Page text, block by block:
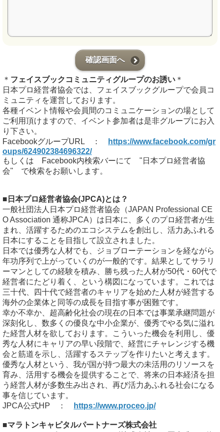
確認画面へ
＊ フェイスブックコミュニティグループのお誘い ＊
日本プロ経営者協会では、フェイスブックグループで会員コ
ミュニティを運営しております。
各種イベント情報や会員間のコミュニケーションの場として
ご利用頂けますので、イベント参加者は是非グループにお入
り下さい。
FacebookグループURL ：
https://www.facebook.com/gr
oups/624902384696322/
もしくは Facebook内検索バーにて "日本プロ経営者協
会" で検索をお願いします。
■日本プロ経営者協会(JPCA)とは？
一般社団法人日本プロ経営者協会（JAPAN Professional CE
O Association 通称JPCA）は日本に、多くのプロ経営者が生
まれ、活躍するためのエコシステムを創出し、活力あふれる
日本にすることを目指して設立されました。
日本では優秀な人材でも、ジョブローテーションを経ながら
年功序列で上がっていくのが一般的です。結果としてサラリ
ーマンとしての経験を積み、勝ち残った人材が50代・60代で
経営者にたどり着く、という構図になっています。これでは
三十代、四十代で経営者のキャリアを始めた人材が経営する
海外の企業体と同等の成長を目指す事が困難です。
幸か不幸か、超高齢化社会の現在の日本では事業承継問題が
深刻化し、数多くの優良な中小企業が、優秀でやる気に溢れ
た経営人材を欲しております。こういった機会を利用し、優
秀な人材にキャリアの早い段階で、経営にチャレンジする機
会と筋道を示し、活躍するステップを作りたいと考えます。
優秀な人材という、我が国が持つ最大の未活用のリソースを
育み、活用する機会を提供することで、将来の日本経済を担
う経営人材が多数生み出され、再び活力あふれる社会になる
事を信じています。
JPCA公式HP ：
https://www.proceo.jp/
■マラトンキャピタルパートナーズ株式会社